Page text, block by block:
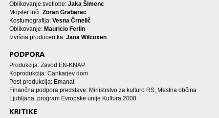
Oblikovanje svetlobe: Jaka Šimenc
Mojster luči: Zoran Grabarac
Kostumografija: Vesna Črnelič
Oblikovanje: Mauricio Ferlin
Izvršna producentka: Jana Wilcoxen
PODPORA
Produkcija: Zavod EN-KNAP
Koprodukcija: Cankarjev dom
Post-produkcija: Emanat
Finančna podpora predstave: Ministrstvo za kulturo RS, Mestna občina
Ljubljana, program Evropske unije Kultura 2000
KRITIKE